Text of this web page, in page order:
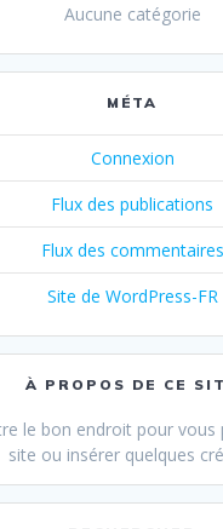
Aucune catégorie
MÉTA
Connexion
Flux des publications
Flux des commentaires
Site de WordPress-FR
À PROPOS DE CE
le bon endroit pour
site ou insérer quelques